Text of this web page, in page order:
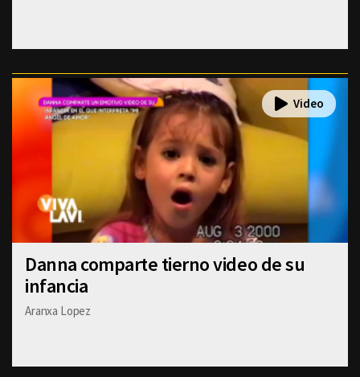
Danna comparte tierno video de su
infancia
Aranxa Lopez